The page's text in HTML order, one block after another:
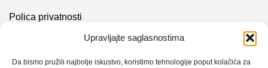
Upravljajte saglasnostima
Da bismo pružili najbolje iskustvo, koristimo tehnologije poput kolačića za
Polica privatnosti
Kontakt info